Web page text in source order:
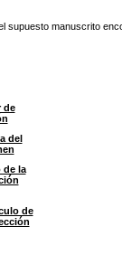
supuesto manuscrito
de
del
de la
de